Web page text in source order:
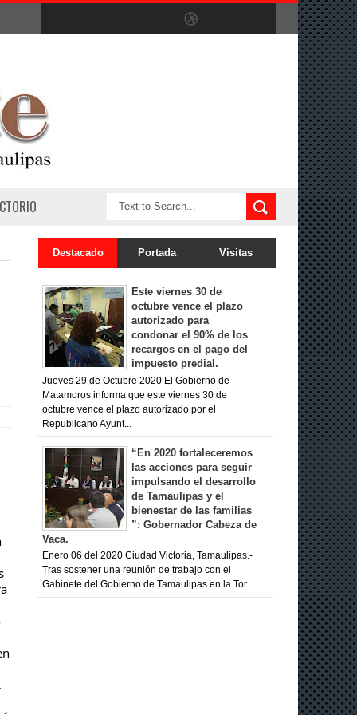
Destacado Portada Visitas
Este viernes 30 de
octubre vence el plazo
autorizado para
condonar el 90% de los
recargos en el pago del
impuesto predial.
Jueves 29 de Octubre 2020 El Gobierno de
Matamoros informa que este viernes 30 de
octubre vence el plazo autorizado por el
Republicano Ayunt...
“En 2020 fortaleceremos
las acciones para seguir
impulsando el desarrollo
de Tamaulipas y el
bienestar de las familias
”: Gobernador Cabeza de
Vaca.
Enero 06 del 2020 Ciudad Victoria, Tamaulipas.-
Tras sostener una reunión de trabajo con el
Gabinete del Gobierno de Tamaulipas en la Tor...